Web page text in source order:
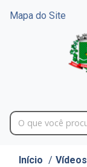
Mapa do Site
Início / Vídeos